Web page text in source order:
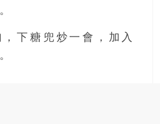
下糖兜炒一會，加入